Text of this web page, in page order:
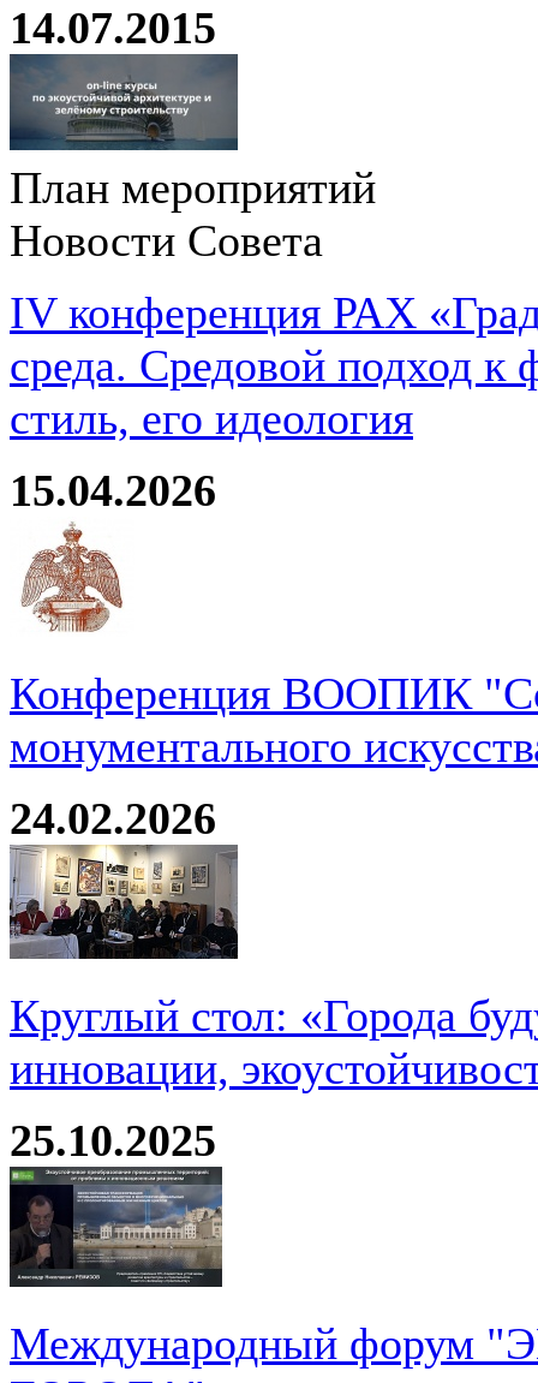
14.07.2015
План мероприятий
Новости Совета
IV конференция РАХ
среда. Средовой подход
стиль, его идеология
15.04.2026
Конференция ВООПИК
монументального
24.02.2026
Круглый стол: «Города
инновации,
25.10.2025
Международный